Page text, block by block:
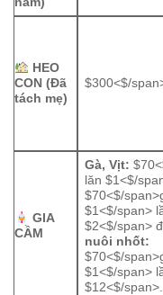
HEO
CON (Đã
tách mẹ)
$300<$/
GIA
CẦM
Gà, Vịt:
lăn $1<$/
$70<$/
$1<$/span>
$2<$/span>
nuôi nhốt:
$70<$/
$1<$/span>
$12<$/span>.